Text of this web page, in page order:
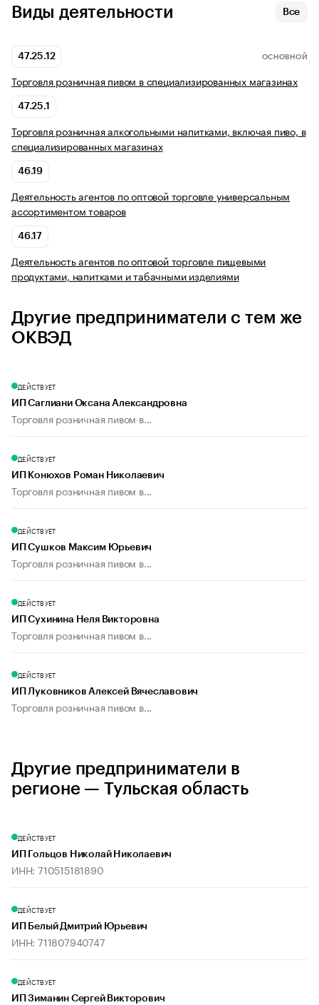
Виды деятельности Все
47.25.12 ОСНОВНОЙ
Торговля розничная пивом в специализированных магазинах
47.25.1
Торговля розничная алкогольными напитками, включая пиво, в
специализированных магазинах
46.19
Деятельность агентов по оптовой торговле универсальным
ассортиментом товаров
46.17
Деятельность агентов по оптовой торговле пищевыми
продуктами, напитками и табачными изделиями
Другие предприниматели с тем же
ОКВЭД
ДЕЙСТВУЕТ
ИП Саглиани Оксана Александровна
Торговля розничная пивом в...
ДЕЙСТВУЕТ
ИП Конюхов Роман Николаевич
Торговля розничная пивом в...
ДЕЙСТВУЕТ
ИП Сушков Максим Юрьевич
Торговля розничная пивом в...
ДЕЙСТВУЕТ
ИП Сухинина Неля Викторовна
Торговля розничная пивом в...
ДЕЙСТВУЕТ
ИП Луковников Алексей Вячеславович
Торговля розничная пивом в...
Другие предприниматели в
регионе — Тульская область
ДЕЙСТВУЕТ
ИП Гольцов Николай Николаевич
ИНН: 710515181890
ДЕЙСТВУЕТ
ИП Белый Дмитрий Юрьевич
ИНН: 711807940747
ДЕЙСТВУЕТ
ИП Зиманин Сергей Викторович